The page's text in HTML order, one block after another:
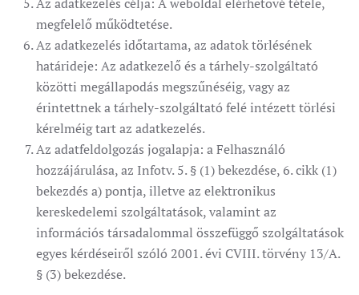
megfelelő működtetése.
Az adatkezelés időtartama, az adatok törlésének
határideje: Az adatkezelő és a tárhely-szolgáltató
közötti megállapodás megszűnéséig, vagy az
érintettnek a tárhely-szolgáltató felé intézett törlési
kérelméig tart az adatkezelés.
Az adatfeldolgozás jogalapja: a Felhasználó
hozzájárulása, az Infotv. 5. § (1) bekezdése, 6. cikk (1)
bekezdés a) pontja, illetve az elektronikus
kereskedelemi szolgáltatások, valamint az
információs társadalommal összefüggő szolgáltatások
egyes kérdéseiről szóló 2001. évi CVIII. törvény 13/A.
§ (3) bekezdése.